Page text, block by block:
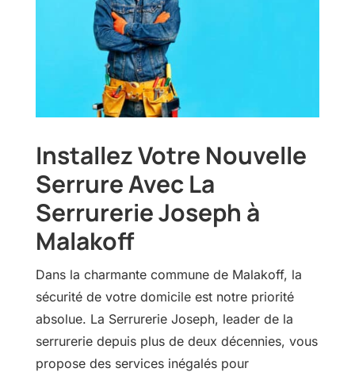
Installez Votre Nouvelle
Serrure Avec La
Serrurerie Joseph à
Malakoff
Dans la charmante commune de Malakoff, la
sécurité de votre domicile est notre priorité
absolue. La Serrurerie Joseph, leader de la
serrurerie depuis plus de deux décennies, vous
propose des services inégalés pour